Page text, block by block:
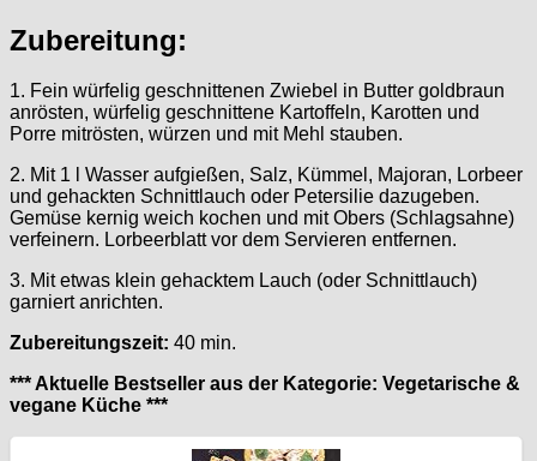
Zubereitung:
1. Fein würfelig geschnittenen Zwiebel in Butter goldbraun
anrösten, würfelig geschnittene Kartoffeln, Karotten und
Porre mitrösten, würzen und mit Mehl stauben.
2. Mit 1 l Wasser aufgießen, Salz, Kümmel, Majoran, Lorbeer
und gehackten Schnittlauch oder Petersilie dazugeben.
Gemüse kernig weich kochen und mit Obers (Schlagsahne)
verfeinern. Lorbeerblatt vor dem Servieren entfernen.
3. Mit etwas klein gehacktem Lauch (oder Schnittlauch)
garniert anrichten.
Zubereitungszeit: 40 min.
*** Aktuelle Bestseller aus der Kategorie: Vegetarische &
vegane Küche ***